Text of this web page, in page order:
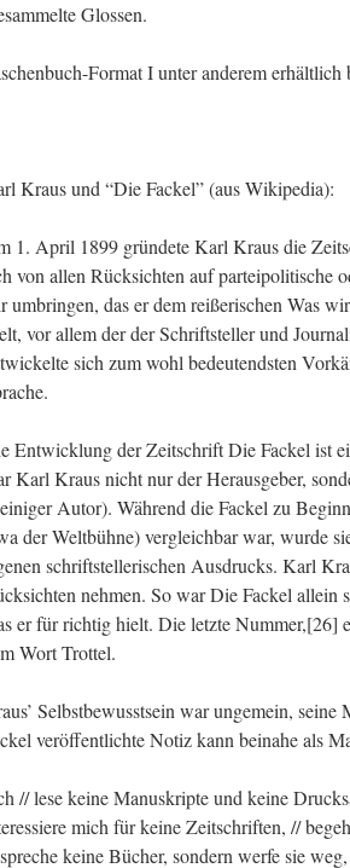
Glossen.
Format I unter anderem erhältlich
Kraus und “Die Fackel” (aus Wikipedia):
1. April 1899 gründete Karl Kraus die
von allen Rücksichten auf parteipolitische
umbringen, das er dem reißerischen Was
vor allem der der Schriftsteller und
sich zum wohl bedeutendsten
Entwicklung der Zeitschrift Die Fackel ist
Karl Kraus nicht nur der Herausgeber,
Autor). Während die Fackel zu
der Weltbühne) vergleichbar war, wurde
schriftstellerischen Ausdrucks. Karl
nehmen. So war Die Fackel allein
er für richtig hielt. Die letzte Nummer,[26]
Wort Trottel.
Selbstbewusstsein war ungemein,
veröffentlichte Notiz kann beinahe als
// lese keine Manuskripte und keine
mich für keine Zeitschriften, //
keine Bücher, sondern werfe sie